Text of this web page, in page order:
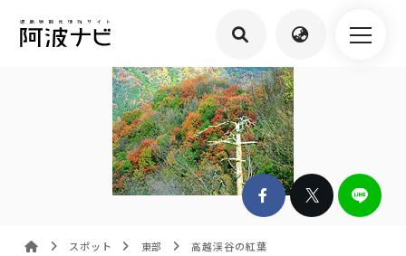
スポット 東部 高越渓谷の紅葉